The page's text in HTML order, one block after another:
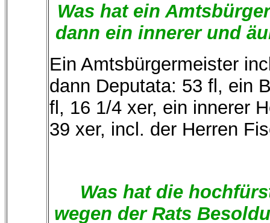
Was hat ein
dann ein innerer und
Ein Amtsbürgermeister
dann Deputata: 53 fl, ein
fl, 16 1/4 xer, ein innerer
39 xer, incl. der Herren
Was hat die
wegen der Rats